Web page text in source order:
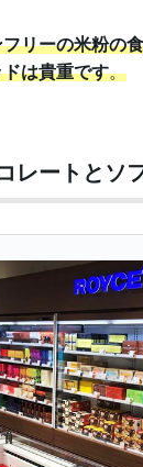
リーの米粉の
は貴重です。
レートとソ